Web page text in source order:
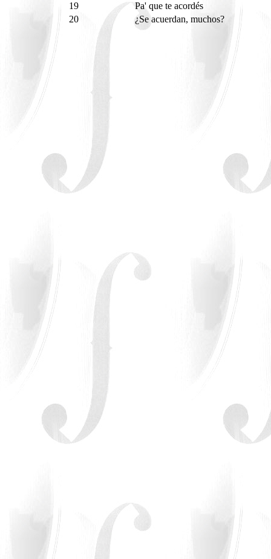
19
Pa' que te acordés
20
¿Se acuerdan, muchos?